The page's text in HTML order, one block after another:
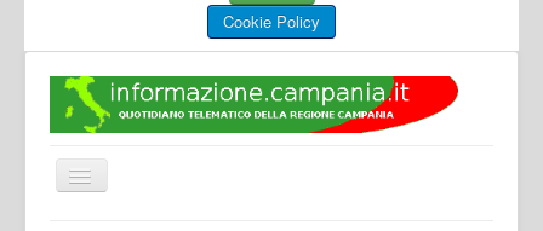
Cookie Policy
Cambia
navigazione